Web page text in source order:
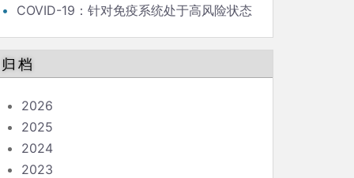
COVID-19：针对免疫系统处于高风险状态
归档
2026
2025
2024
2023